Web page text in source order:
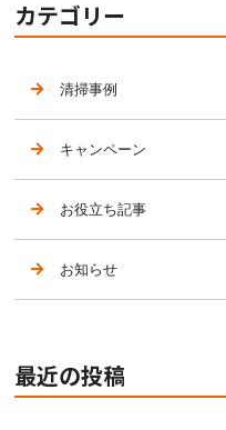
カテゴリー
清掃事例
キャンペーン
お役立ち記事
お知らせ
最近の投稿